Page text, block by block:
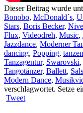
Dieser Beitrag wurde
Bonobo, McDonald´s,
Stars, Boris Becker,
Flux, Videodreh, Music,
Jazzdance, Moderner
dancing, Popping, tanzen
Tanzagentur, Swarovski,
Tangotänzer, Ballett,
Modern Dance,
verschlagwortet. Setze
Tweet